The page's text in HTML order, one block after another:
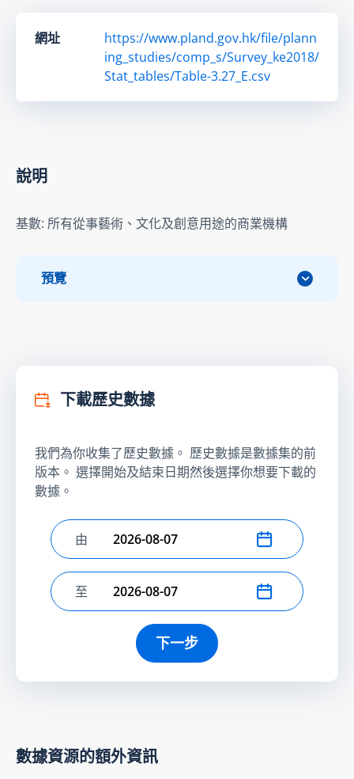
網址
https://www.pland.gov.hk/file/plann
ing_studies/comp_s/Survey_ke2018/
Stat_tables/Table-3.27_E.csv
說明
基數: 所有從事藝術、文化及創意用途的商業機構
預覽
下載歷史數據
我們為你收集了歷史數據。 歷史數據是數據集的前
版本。 選擇開始及結束日期然後選擇你想要下載的
數據。
選擇開始日期
由
選擇結束日期
至
下一步
數據資源的額外資訊